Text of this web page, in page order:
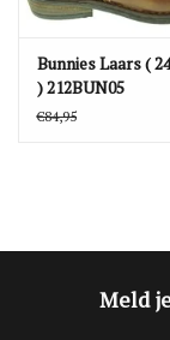
Bunnies Laars (
) 212BUN05
€84,95
Meld